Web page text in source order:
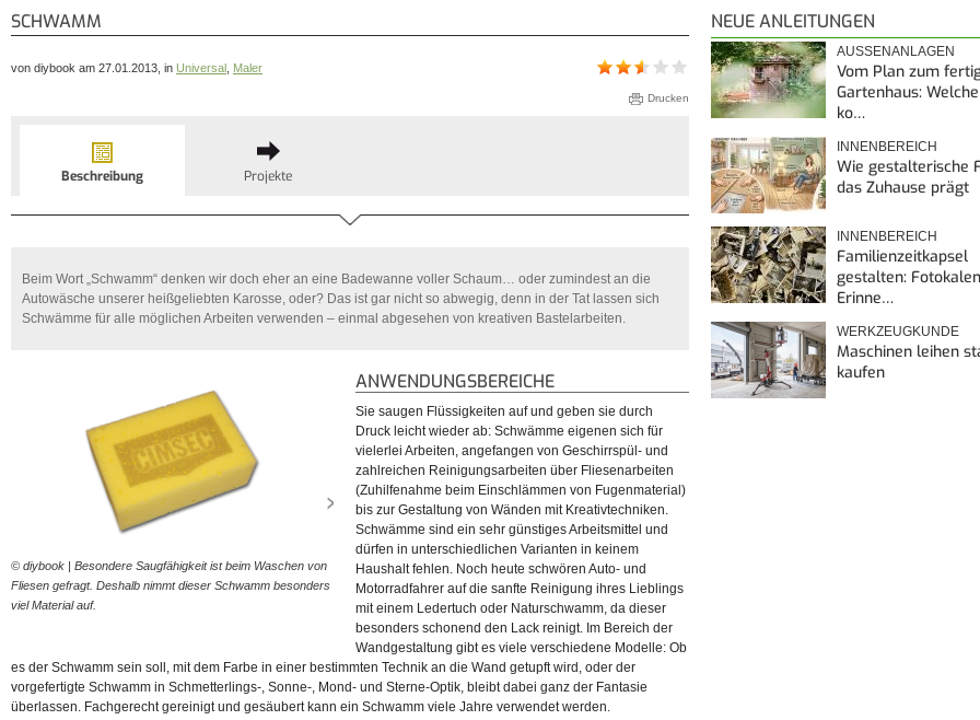
SCHWAMM
von diybook am 27.01.2013, in Universal Maler
Drucken
Beschreibung Projekte
Beim Wort „Schwamm“ denken wir doch eher an eine Badewanne voller Schaum… oder zumindest an die
Autowäsche unserer heißgeliebten Karosse, oder? Das ist gar nicht so abwegig, denn in der Tat lassen sich
Schwämme für alle möglichen Arbeiten verwenden – einmal abgesehen von kreativen Bastelarbeiten.
© diybook | Besondere Saugfähigkeit ist beim Waschen von
Fliesen gefragt. Deshalb nimmt dieser Schwamm besonders
viel Material auf.
© diybook | Der Schwamm hat eine lange Geschichte und
kann abseits der Reinigung von Werkzeug noch vieles mehr. Schwamm und Technik wunderschöne Muster auf Wand
ANWENDUNGSBEREICHE
Sie saugen Flüssigkeiten auf und geben sie durch
Druck leicht wieder ab: Schwämme eigenen sich für
vielerlei Arbeiten, angefangen von Geschirrspül- und
zahlreichen Reinigungsarbeiten über Fliesenarbeiten
(Zuhilfenahme beim Einschlämmen von Fugenmaterial)
bis zur Gestaltung von Wänden mit Kreativtechniken.
Schwämme sind ein sehr günstiges Arbeitsmittel und
dürfen in unterschiedlichen Varianten in keinem
Haushalt fehlen. Noch heute schwören Auto- und
Motorradfahrer auf die sanfte Reinigung ihres Lieblings
mit einem Ledertuch oder Naturschwamm, da dieser
besonders schonend den Lack reinigt. Im Bereich der
Wandgestaltung gibt es viele verschiedene Modelle: Ob
es der Schwamm sein soll, mit dem Farbe in einer bestimmten Technik an die Wand getupft wird, oder der
vorgefertigte Schwamm in Schmetterlings-, Sonne-, Mond- und Sterne-Optik, bleibt dabei ganz der Fantasie
überlassen. Fachgerecht gereinigt und gesäubert kann ein Schwamm viele Jahre verwendet werden.
NEUE ANLEITUNGEN
AUSSENANLAGEN
Vom Plan zum
Gartenhaus:
ko…
INNENBEREICH
Wie gestalterische
das Zuhause prägt
INNENBEREICH
Familienzeitkapsel
gestalten:
Erinne…
WERKZEUGKUNDE
Maschinen leihen
kaufen